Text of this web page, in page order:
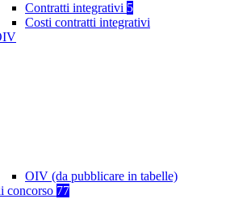
Contratti integrativi 5
Costi contratti integrativi
OIV (da pubblicare in tabelle)
concorso 77